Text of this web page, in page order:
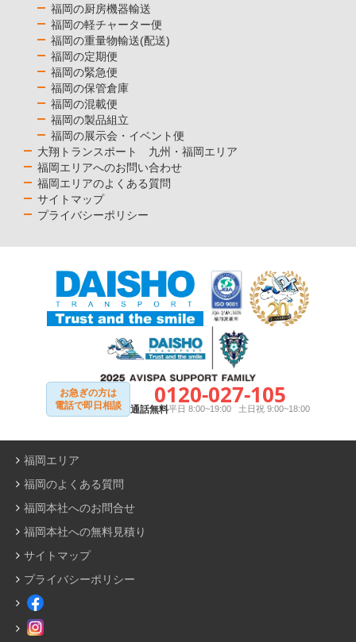
福岡の厨房機器輸送
福岡の軽チャーター便
福岡の重量物輸送(配送)
福岡の定期便
福岡の緊急便
福岡の保管倉庫
福岡の混載便
福岡の製品組立
福岡の展示会・イベント便
大翔トランスポート 九州・福岡エリア
福岡エリアへのお問い合わせ
福岡エリアのよくある質問
サイトマップ
プライバシーポリシー
お急ぎの方は
電話で即日相談
0120-027-105
通話無料平日 8:00~19:00 土日祝 9:00~18:00
福岡エリア
福岡のよくある質問
福岡本社へのお問合せ
福岡本社への無料見積り
サイトマップ
プライバシーポリシー